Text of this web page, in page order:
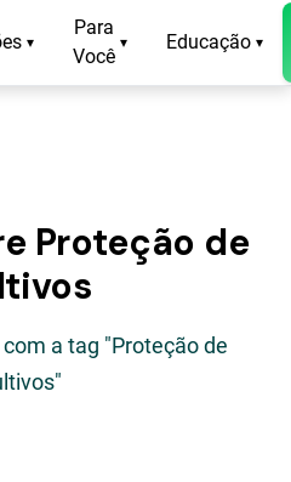
▾
Para
Você
▾ Educação ▾
Proteção de
a tag "Proteção de